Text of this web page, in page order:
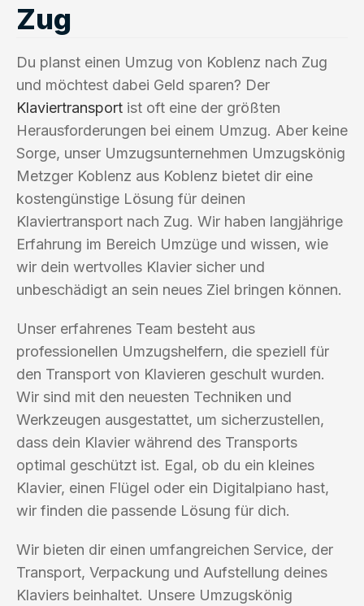
Zug
Du planst einen Umzug von Koblenz nach Zug
und möchtest dabei Geld sparen? Der
Klaviertransport ist oft eine der größten
Herausforderungen bei einem Umzug. Aber keine
Sorge, unser Umzugsunternehmen Umzugskönig
Metzger Koblenz aus Koblenz bietet dir eine
kostengünstige Lösung für deinen
Klaviertransport nach Zug. Wir haben langjährige
Erfahrung im Bereich Umzüge und wissen, wie
wir dein wertvolles Klavier sicher und
unbeschädigt an sein neues Ziel bringen können.
Unser erfahrenes Team besteht aus
professionellen Umzugshelfern, die speziell für
den Transport von Klavieren geschult wurden.
Wir sind mit den neuesten Techniken und
Werkzeugen ausgestattet, um sicherzustellen,
dass dein Klavier während des Transports
optimal geschützt ist. Egal, ob du ein kleines
Klavier, einen Flügel oder ein Digitalpiano hast,
wir finden die passende Lösung für dich.
Wir bieten dir einen umfangreichen Service, der
Transport, Verpackung und Aufstellung deines
Klaviers beinhaltet. Unsere Umzugskönig